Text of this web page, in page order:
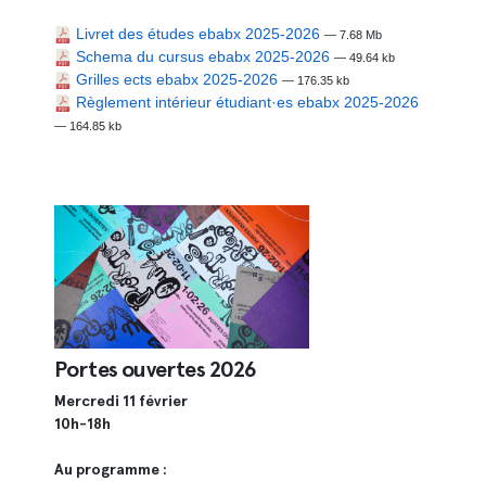
Livret des études ebabx 2025-2026 — 7.68 Mb
Schema du cursus ebabx 2025-2026 — 49.64 kb
Grilles ects ebabx 2025-2026 — 176.35 kb
Règlement intérieur étudiant·es ebabx 2025-2026
— 164.85 kb
Portes ouvertes 2026
Mercredi 11 février
10h-18h
Au programme :